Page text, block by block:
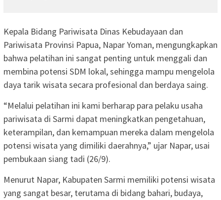
Kepala Bidang Pariwisata Dinas Kebudayaan dan
Pariwisata Provinsi Papua, Napar Yoman, mengungkapkan
bahwa pelatihan ini sangat penting untuk menggali dan
membina potensi SDM lokal, sehingga mampu mengelola
daya tarik wisata secara profesional dan berdaya saing.
“Melalui pelatihan ini kami berharap para pelaku usaha
pariwisata di Sarmi dapat meningkatkan pengetahuan,
keterampilan, dan kemampuan mereka dalam mengelola
potensi wisata yang dimiliki daerahnya,” ujar Napar, usai
pembukaan siang tadi (26/9).
Menurut Napar, Kabupaten Sarmi memiliki potensi wisata
yang sangat besar, terutama di bidang bahari, budaya,